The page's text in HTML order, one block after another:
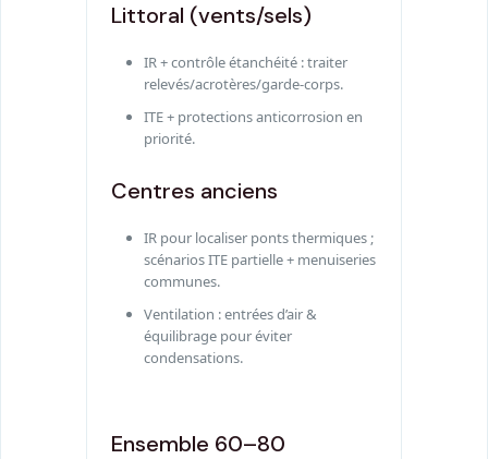
Littoral (vents/sels)
IR + contrôle étanchéité : traiter
relevés/acrotères/garde-corps.
ITE + protections anticorrosion en
priorité.
Centres anciens
IR pour localiser ponts thermiques ;
scénarios ITE partielle + menuiseries
communes.
Ventilation : entrées d’air &
équilibrage pour éviter
condensations.
Ensemble 60–80